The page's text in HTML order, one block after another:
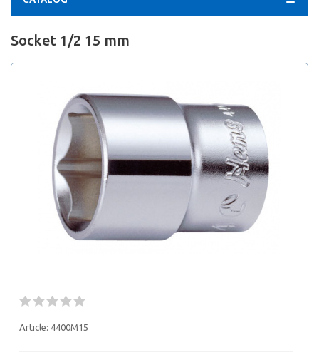
Socket 1/2 15 mm
Article: 4400M15